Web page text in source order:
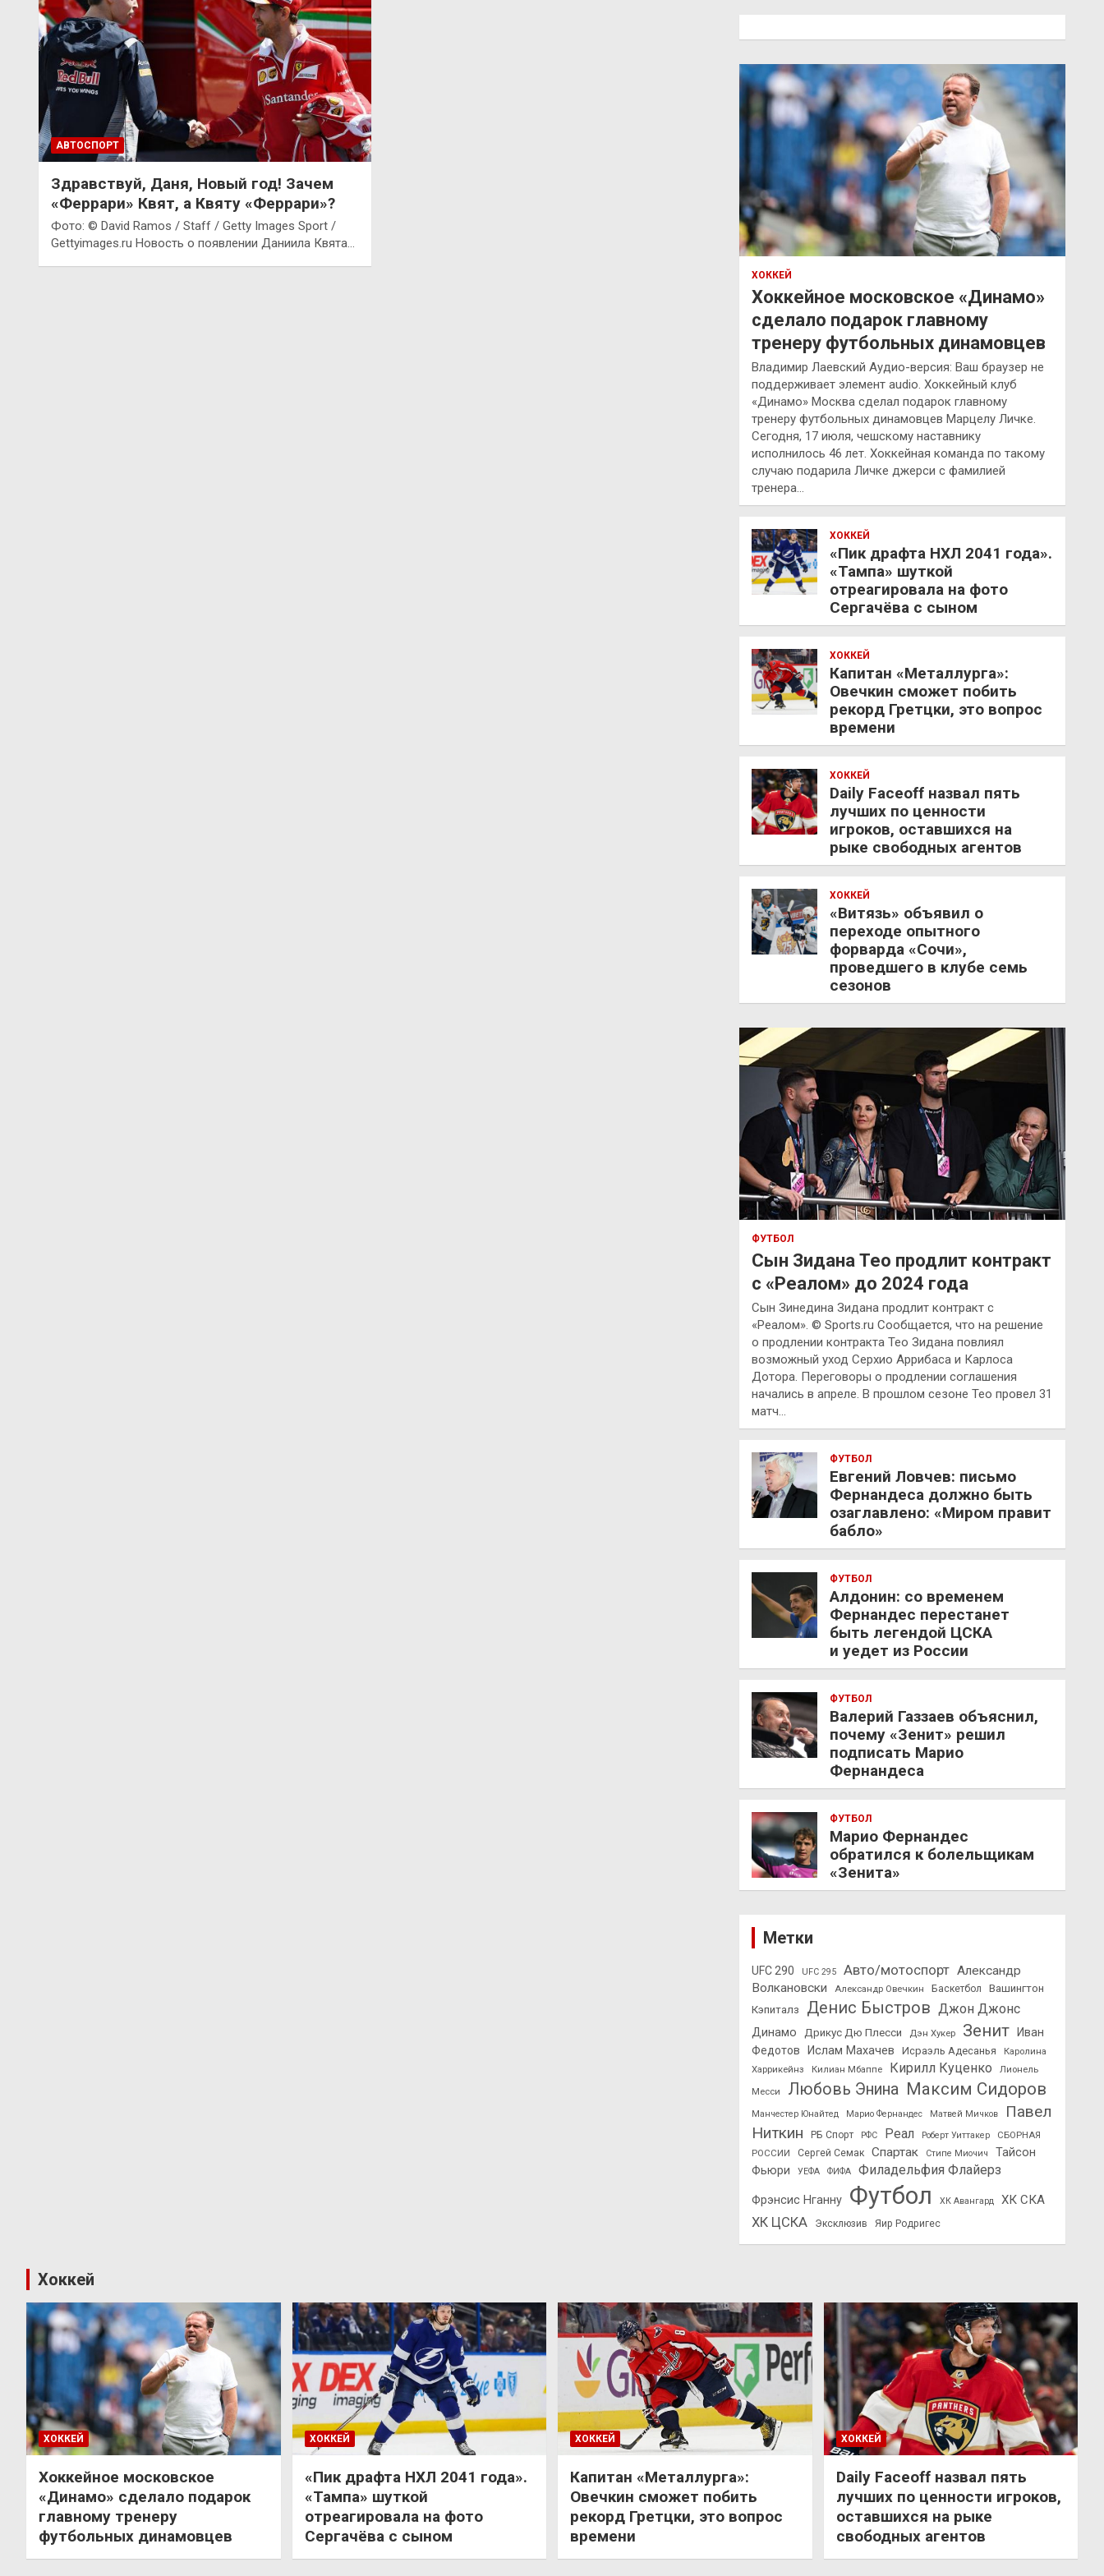
АВТОСПОРТ
Здравствуй, Даня, Новый год! Зачем
«Феррари» Квят, а Квяту «Феррари»?
Фото: © David Ramos / Staff / Getty Images Sport /
Gettyimages.ru Новость о появлении Даниила Квята…
ХОККЕЙ
Хоккейное московское «Динамо»
сделало подарок главному
тренеру футбольных динамовцев
Владимир Лаевский Аудио-версия: Ваш браузер не
поддерживает элемент audio. Хоккейный клуб
«Динамо» Москва сделал подарок главному
тренеру футбольных динамовцев Марцелу Личке.
Сегодня, 17 июля, чешскому наставнику
исполнилось 46 лет. Хоккейная команда по такому
случаю подарила Личке джерси с фамилией
тренера…
ХОККЕЙ
«Пик драфта НХЛ 2041 года».
«Тампа» шуткой
отреагировала на фото
Сергачёва с сыном
ХОККЕЙ
Капитан «Металлурга»:
Овечкин сможет побить
рекорд Гретцки, это вопрос
времени
ХОККЕЙ
Daily Faceoff назвал пять
лучших по ценности
игроков, оставшихся на
рыке свободных агентов
ХОККЕЙ
«Витязь» объявил о
переходе опытного
форварда «Сочи»,
проведшего в клубе семь
сезонов
ФУТБОЛ
Сын Зидана Тео продлит контракт
с «Реалом» до 2024 года
Сын Зинедина Зидана продлит контракт с
«Реалом». © Sports.ru Сообщается, что на решение
о продлении контракта Тео Зидана повлиял
возможный уход Серхио Аррибаса и Карлоса
Дотора. Переговоры о продлении соглашения
начались в апреле. В прошлом сезоне Тео провел 31
матч…
ФУТБОЛ
Евгений Ловчев: письмо
Фернандеса должно быть
озаглавлено: «Миром правит
бабло»
ФУТБОЛ
Алдонин: со временем
Фернандес перестанет
быть легендой ЦСКА
и уедет из России
ФУТБОЛ
Валерий Газзаев объяснил,
почему «Зенит» решил
подписать Марио
Фернандеса
ФУТБОЛ
Марио Фернандес
обратился к болельщикам
«Зенита»
Метки
UFC 290 UFC 295 Авто/мотоспорт Александр
Волкановски
Александр Овечкин Баскетбол
Вашингтон
Кэпиталз
Денис Быстров Джон Джонс
Динамо Дрикус Дю Плесси Дэн Хукер Зенит
Иван
Федотов
Ислам Махачев Исраэль Адесанья
Каролина
Харрикейнз
Килиан Мбаппе Кирилл Куценко
Лионель
Месси
Любовь Энина Максим Сидоров
Манчестер Юнайтед Марио Фернандес Матвей Мичков
Павел
Ниткин
РБ Спорт РФС Реал Роберт Уиттакер
СБОРНАЯ
РОССИИ
Сергей Семак Спартак Стипе Миочич
Тайсон
Фьюри
УЕФА ФИФА Филадельфия Флайерз
Фрэнсис Нганну Футбол ХК Авангард ХК СКА
ХК ЦСКА Эксклюзив Яир Родригес
Хоккей
ХОККЕЙ
Хоккейное московское
«Динамо» сделало подарок
главному тренеру
футбольных динамовцев
ХОККЕЙ
«Пик драфта НХЛ 2041 года».
«Тампа» шуткой
отреагировала на фото
Сергачёва с сыном
ХОККЕЙ
Капитан «Металлурга»:
Овечкин сможет побить
рекорд Гретцки, это вопрос
времени
ХОККЕЙ
Daily Faceoff назвал пять
лучших по ценности игроков,
оставшихся на рыке
свободных агентов